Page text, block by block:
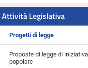
Attività Legislativa
Progetti di legge
Proposte di legge di iniziativa
popolare